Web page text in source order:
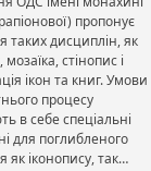
пропонує
таких дисциплін, як
мозаїка, стінопис і
ікон та книг. Умови
процесу
в себе спеціальні
для поглибленого
як іконопису, так…